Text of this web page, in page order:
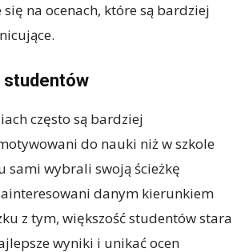
na ocenach, które są bardziej
studentów
często są bardziej
do nauki niż w szkole
sami wybrali swoją ścieżkę
danym kierunkiem
z tym, większość studentów stara
wyniki i unikać ocen